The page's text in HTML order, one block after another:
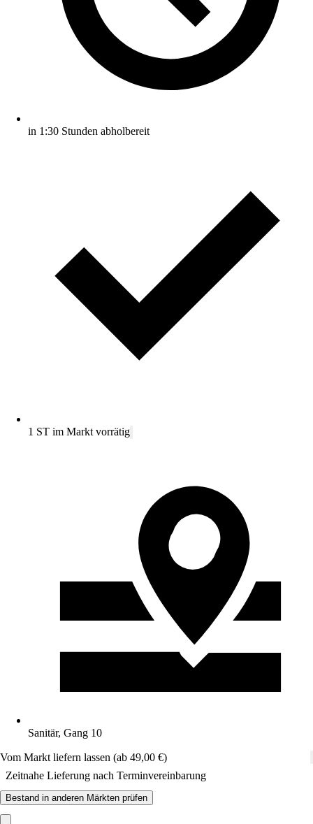
in 1:30 Stunden abholbereit
1 ST im Markt vorrätig
Sanitär, Gang 10
Vom Markt liefern lassen (ab 49,00 €)
Zeitnahe Lieferung nach Terminvereinbarung
Bestand in anderen Märkten prüfen